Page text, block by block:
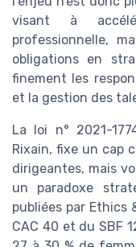
visant à
professionnelle,
obligations en
finement les
et la gestion des
La loi n° 2021-
Rixain, fixe un cap
dirigeantes, mais
un paradoxe
publiées par Ethics
CAC 40 et du SBF